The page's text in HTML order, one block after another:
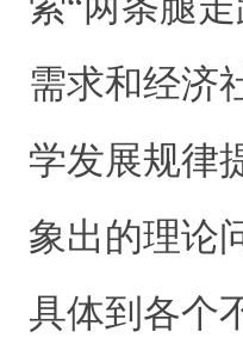
需求和经济
学发展规律
象出的理论
具体到各个